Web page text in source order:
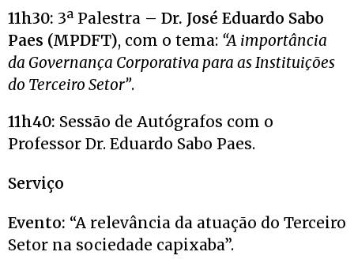
11h30: 3ª Palestra – Dr. José Eduardo Sabo
Paes (MPDFT), com o tema: “A importância
da Governança Corporativa para as Instituições
do Terceiro Setor”.
11h40: Sessão de Autógrafos com o
Professor Dr. Eduardo Sabo Paes.
Serviço
Evento: “A relevância da atuação do Terceiro
Setor na sociedade capixaba”.